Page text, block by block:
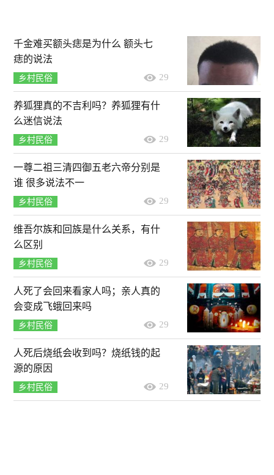
千金难买额头痣是为什么 额头七
痣的说法
乡村民俗 29
养狐狸真的不吉利吗？养狐狸有什
么迷信说法
乡村民俗 29
一尊二祖三清四御五老六帝分别是
谁 很多说法不一
乡村民俗 29
维吾尔族和回族是什么关系，有什
么区别
乡村民俗 29
人死了会回来看家人吗；亲人真的
会变成飞蛾回来吗
乡村民俗 29
人死后烧纸会收到吗？烧纸钱的起
源的原因
乡村民俗 29